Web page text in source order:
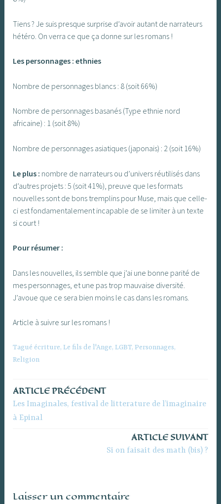
Tiens ? Je suis presque surprise d’avoir autant de narrateurs
hétéro. On verra ce que ça donne sur les romans !
Les personnages : ethnies
Nombre de personnages blancs : 8 (soit 66%)
Nombre de personnages basanés (Type ethnie nord
africaine) : 1 (soit 8%)
Nombre de personnages asiatiques (japonais) : 2 (soit 16%)
Le plus : nombre de narrateurs ou d’univers réutilisés dans
d’autres projets : 5 (soit 41%), preuve que les formats
nouvelles sont de bons tremplins pour Muse, mais que celle-
ci est fondamentalement incapable de se limiter à un texte
si court !
Pour résumer :
Dans les nouvelles, ils semble que j’ai une bonne parité de
mes personnages, et une pas trop mauvaise diversité.
J’avoue que ce sera bien moins le cas dans les romans.
Article à suivre sur les romans !
Tagué écriture,Le fils de l'Ange,LGBT,Personnages,
Religion
Navigation
de
ARTICLE PRÉCÉDENT
Les Imaginales, festival de litterature de l’imaginaire
à Epinal
ARTICLE SUIVANT
Si on faisait des math (bis) ?
Laisser un commentaire